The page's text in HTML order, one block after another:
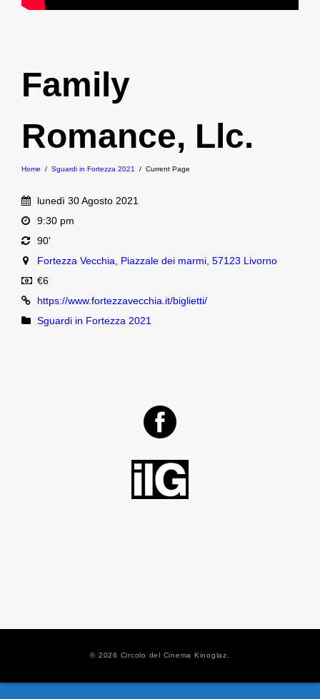
Family
Romance, Llc.
Home / Sguardi in Fortezza 2021 / Current Page
lunedì 30 Agosto 2021
9:30 pm
90'
Fortezza Vecchia, Piazzale dei marmi, 57123 Livorno
€6
https://www.fortezzavecchia.it/biglietti/
Sguardi in Fortezza 2021
© 2026 Circolo del Cinema Kinoglaz.